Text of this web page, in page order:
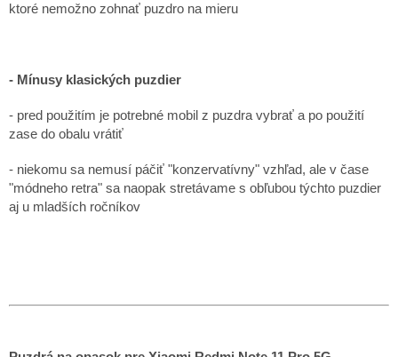
ktoré nemožno zohnať puzdro na mieru
- Mínusy klasických puzdier
- pred použitím je potrebné mobil z puzdra vybrať a po použití
zase do obalu vrátiť
- niekomu sa nemusí páčiť "konzervatívny" vzhľad, ale v čase
"módneho retra" sa naopak stretávame s obľubou týchto puzdier
aj u mladších ročníkov